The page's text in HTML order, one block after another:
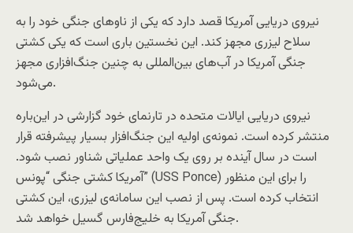
نیروی دریایی آمریکا قصد دارد که یکی از ناوهای جنگی خود را به
سلاح لیزری مجهز کند. این نخستین باری است که یکی کشتی
جنگی آمریکا در آب‌های بین‌المللی به چنین جنگ‌افزاری مجهز
می‌شود.
نیروی دریایی ایالات متحده در تارنمای خود گزارشی در این‌باره
منتشر کرده است. نمونه‌ی اولیه این جنگ‌افزار بسیار پیشرفته قرار
است در سال آینده بر روی یک واحد عملیاتی شناور نصب شود.
آمریکا کشتی جنگی “پونس” (USS Ponce) را برای این منظور
انتخاب کرده است. پس از نصب این سامانه‌‌ی لیزری، این کشتی
جنگی آمریکا به خلیج‌فارس گسیل خواهد شد.